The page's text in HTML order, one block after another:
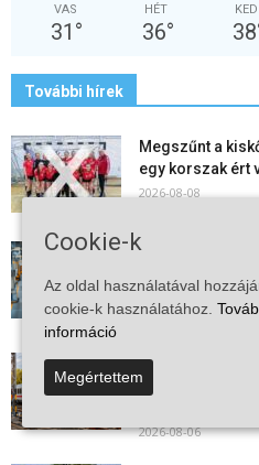
VAS
31 °
HÉT
36°
KED
38
További hírek
Megszűnt a
egy korszak ért
2026-08-08
Aktuális
és a...
Vitézy Dávid:
2026-08-06
Cookie-k
Az oldal használatával
cookie-k használatához.
információ
Megértettem